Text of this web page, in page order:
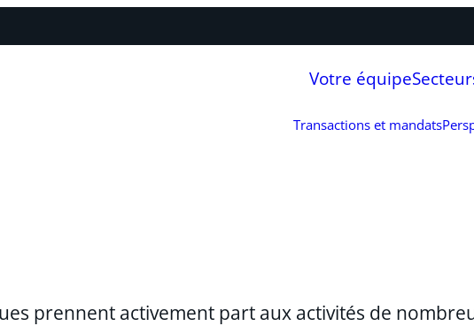
Votre équipe
Transactions et mandats
prennent activement part aux activités de